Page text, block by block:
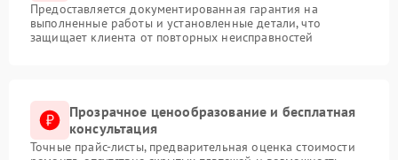
Предоставляется документированная гарантия на
выполненные работы и установленные детали, что
защищает клиента от повторных неисправностей
Прозрачное ценообразование и бесплатная
консультация
Точные прайс-листы, предварительная оценка стоимости